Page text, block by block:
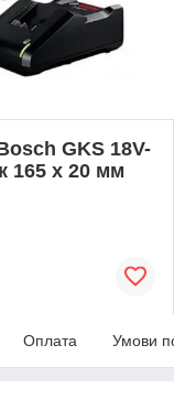
GKS 18V-
165 x 20 мм
Оплата Умови